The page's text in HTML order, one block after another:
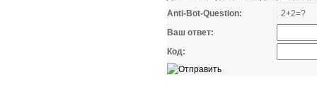
Anti-Bot-Question:
2+2=?
Ваш ответ:
Код: